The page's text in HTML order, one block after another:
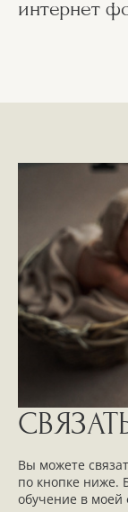
интернет
Вы можете
по кнопке ниже.
обучение в моей